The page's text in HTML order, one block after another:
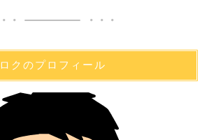
ロクのプロフィール